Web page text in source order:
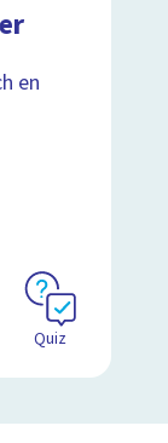
en
Quiz